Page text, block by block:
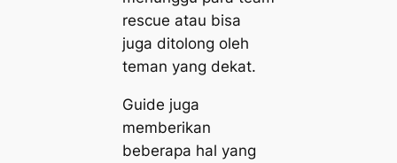
rescue atau bisa
juga ditolong oleh
teman yang dekat.
Guide juga
memberikan
beberapa hal yang